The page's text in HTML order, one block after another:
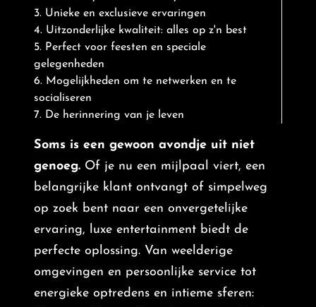
3. Unieke en exclusieve ervaringen
4. Uitzonderlijke kwaliteit: alles op z'n best
5. Perfect voor feesten en speciale
gelegenheden
6. Mogelijkheden om te netwerken en te
socialiseren
7. De herinnering van je leven
Soms is een gewoon avondje uit niet
genoeg. Of je nu een mijlpaal viert, een
belangrijke klant ontvangt of simpelweg
op zoek bent naar een onvergetelijke
ervaring, luxe entertainment biedt de
perfecte oplossing. Van weelderige
omgevingen en persoonlijke service tot
energieke optredens en intieme sferen: